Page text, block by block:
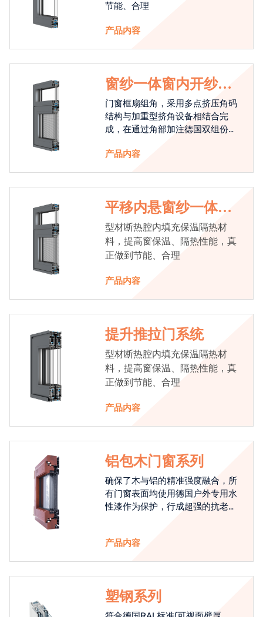
节能、合理
产品内容
窗纱一体窗内开纱外
开系统
门窗框扇组角，采用多点挤压角码
结构与加重型挤角设备相结合完
成，在通过角部加注德国双组份胶
强度，促使窗使用寿命提升5-10
产品内容
平移内悬窗纱一体系
统
型材断热腔内填充保温隔热材
料，提高窗保温、隔热性能，真
正做到节能、合理
产品内容
提升推拉门系统
型材断热腔内填充保温隔热材
料，提高窗保温、隔热性能，真
正做到节能、合理
产品内容
铝包木门窗系列
确保了木与铝的精准强度融合，所
有门窗表面均使用德国户外专用水
性漆作为保护，行成超强的抗老化
产品内容
塑钢系列